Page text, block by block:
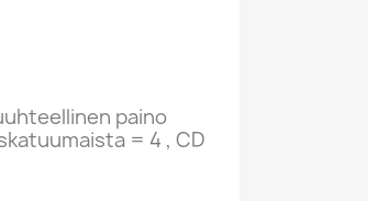
paino
= 4 , CD